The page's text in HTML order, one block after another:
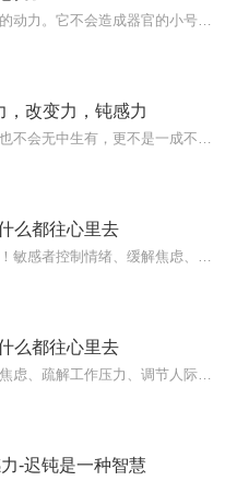
，改变力，钝感力
么都往心里去
么都往心里去
-迟钝是一种智慧